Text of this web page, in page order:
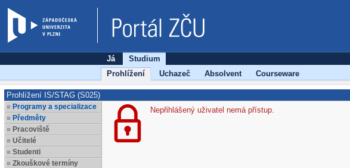
Já
Studium
Prohlížení
Uchazeč Absolvent Courseware
Prohlížení IS/STAG (S025)
Programy a specializace
Předměty
Pracoviště
Učitelé
Studenti
Zkouškové termíny
Nepřihlášený uživatel nemá přístup.